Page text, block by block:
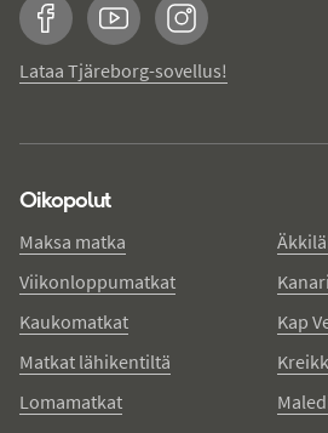
FacebookYouTubeInstagram
Lataa Tjäreborg-sovellus!
Oikopolut
Maksa matka
Viikonloppumatkat
Kaukomatkat
Matkat lähikentiltä
Lomamatkat
Kap